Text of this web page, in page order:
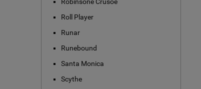
Roll Player
Runar
Runebound
Santa Monica
Scythe